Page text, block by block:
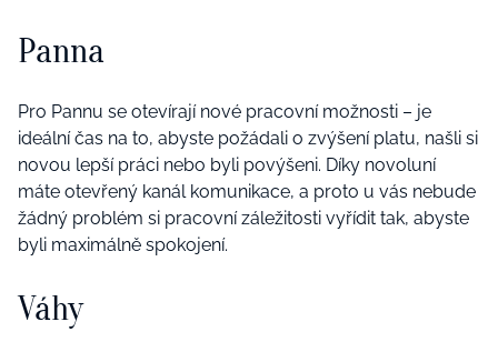
Panna
Pro Pannu se otevírají nové pracovní možnosti – je
ideální čas na to, abyste požádali o zvýšení platu, našli si
novou lepší práci nebo byli povýšeni. Díky novoluní
máte otevřený kanál komunikace, a proto u vás nebude
žádný problém si pracovní záležitosti vyřídit tak, abyste
byli maximálně spokojení.
Váhy